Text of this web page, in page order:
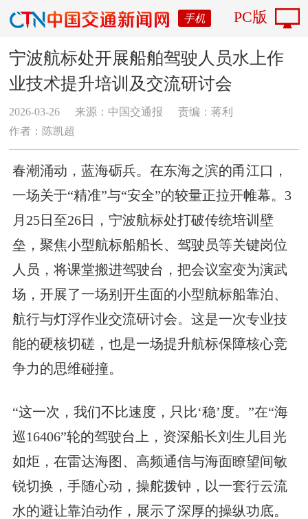
手机 PC版
宁波航标处开展船舶驾驶人员水上作
业技术提升培训及交流研讨会
2026-03-26 来源：中国交通报
责编：蒋利
作者：陈凯超
春潮涌动，蓝海砺兵。在东海之滨的甬江口，
一场关于“精准”与“安全”的较量正拉开帷幕。3
月25日至26日，宁波航标处打破传统培训壁
垒，聚焦小型航标船船长、驾驶员等关键岗位
人员，将课堂搬进驾驶台，把会议室变为演武
场，开展了一场别开生面的小型航标船靠泊、
航行与灯浮作业交流研讨会。这是一次专业技
能的硬核切磋，也是一场提升航标保障核心竞
争力的思维碰撞。
“这一次，我们不比速度，只比‘稳’度。”在“海
巡16406”轮的驾驶台上，资深船长刘生儿目光
如炬，在雷达海图、高频通信与海面瞭望间敏
锐切换，手随心动，操舵拨钟，以一套行云流
水的避让靠泊动作，展示了深厚的操纵功底。